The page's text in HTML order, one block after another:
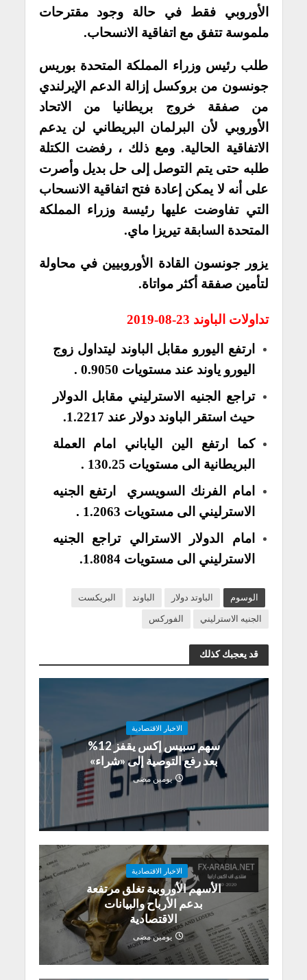
الأوروبي فقط في حالة وجود مقترحات
ملموسة تتفق مع اتفاقية الانسحاب.
طلب رئيس وزراء المملكة المتحدة بوريس
جونسون من بروكسل إزالة الدعم الإيرلندي
من صفقة خروج بريطانيا من الاتحاد
الأوروبي لأن البرلمان البريطاني لن يدعم
الاتفاقية الحالية. ومع ذلك ، رفضت الكتلة
طلبه حتى يتم التوصل إلى حل بديل وأصرت
على أنه لا يمكن إعادة فتح اتفاقية الانسحاب
التي تفاوضت عليها رئيسة وزراء المملكة
المتحدة السابقة تيريزا ماي.
يزور جونسون القادة الأوروبيين في محاولة
لتأمين صفقة أكثر مواتاة.
تداولات الباوند 23-08-2019
ارتفع اليورو مقابل الباوند ليتداول زوج
اليورو ياوند عند مستويات 0.9050 .
تراجع الجنيه الاسترليني مقابل الدولار
حيث استقر الباوند دولار عند 1.2217.
كما ارتفع الين الياباني امام العملة
البريطانية الى مستويات 130.25 .
امام الفرنك السويسري ارتفع الجنيه
الاسترليني الى مستويات 1.2063 .
امام الدولار الاسترالي تراجع الجنيه
الاسترليني الى مستويات 1.8084.
الوسوم الباوتد دولار الباوند
البريكست
الجنيه الاسترليني
الفوركس
قد يعجبك كذلك
الاخبار الاقتصادية
سهم سبيس إكس يقفز 12%
بعد رفع التوصية إلى «شراء»
يومين مضى
الاخبار الاقتصادية
الأسهم الأوروبية تغلق مرتفعة
بدعم الأرباح والبيانات
الاقتصادية
يومين مضى